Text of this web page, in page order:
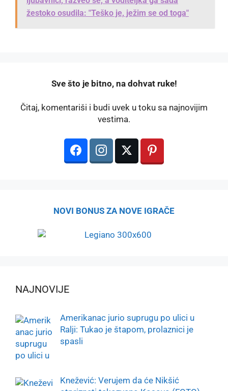
žestoko osudila: "Teško je, ježim se od toga"
️Sve što je bitno, na dohvat ruke!
Čitaj, komentariši i budi uvek u toku sa najnovijim
vestima.
NOVI BONUS ZA NOVE IGRAČE
NAJNOVIJE
Amerikanac jurio suprugu po ulici u
Ralji: Tukao je štapom, prolaznici je
spasli
Knežević: Verujem da će Nikšić